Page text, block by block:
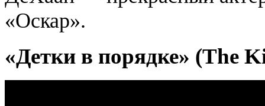
«Оскар».
«Детки в порядке» (The